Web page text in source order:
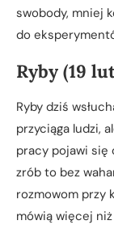
swobody, mniej
do
Ryby (19
Ryby dziś
przyciąga ludzi,
pracy pojawi się
zrób to bez
rozmowom przy
mówią więcej niż